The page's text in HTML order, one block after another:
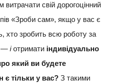
свій дорогоцінний
«Зроби сам», якщо у вас є
хто зробить всю роботу за
— іотримати індивідуально
який ви будете
є тільки у вас? З такими